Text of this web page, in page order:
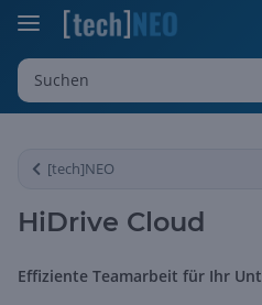
[tech]NEO
HiDrive Cloud
Effiziente Teamarbeit für Ihr